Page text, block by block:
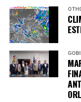
Únete al
Quinto
en tu